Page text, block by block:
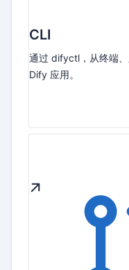
CLI
通过 difyctl，从终端
Dify 应用。